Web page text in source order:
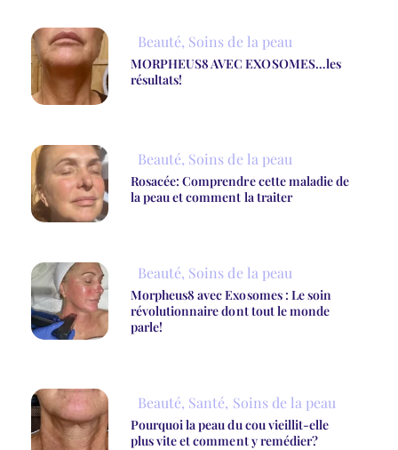
Beauté, Soins de la peau
MORPHEUS8 AVEC EXOSOMES…les
résultats!
Beauté, Soins de la peau
Rosacée: Comprendre cette maladie de
la peau et comment la traiter
Beauté, Soins de la peau
Morpheus8 avec Exosomes : Le soin
révolutionnaire dont tout le monde
parle!
Beauté, Santé, Soins de la peau
Pourquoi la peau du cou vieillit-elle
plus vite et comment y remédier?